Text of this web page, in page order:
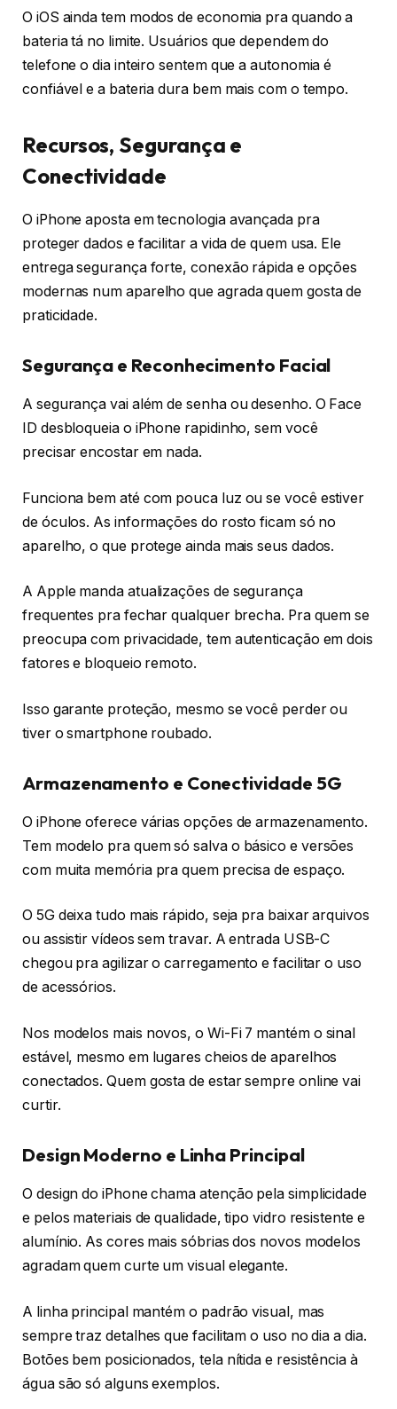
O iOS ainda tem modos de economia pra quando a
bateria tá no limite. Usuários que dependem do
telefone o dia inteiro sentem que a autonomia é
confiável e a bateria dura bem mais com o tempo.
Recursos, Segurança e
Conectividade
O iPhone aposta em tecnologia avançada pra
proteger dados e facilitar a vida de quem usa. Ele
entrega segurança forte, conexão rápida e opções
modernas num aparelho que agrada quem gosta de
praticidade.
Segurança e Reconhecimento Facial
A segurança vai além de senha ou desenho. O Face
ID desbloqueia o iPhone rapidinho, sem você
precisar encostar em nada.
Funciona bem até com pouca luz ou se você estiver
de óculos. As informações do rosto ficam só no
aparelho, o que protege ainda mais seus dados.
A Apple manda atualizações de segurança
frequentes pra fechar qualquer brecha. Pra quem se
preocupa com privacidade, tem autenticação em dois
fatores e bloqueio remoto.
Isso garante proteção, mesmo se você perder ou
tiver o smartphone roubado.
Armazenamento e Conectividade 5G
O iPhone oferece várias opções de armazenamento.
Tem modelo pra quem só salva o básico e versões
com muita memória pra quem precisa de espaço.
O 5G deixa tudo mais rápido, seja pra baixar arquivos
ou assistir vídeos sem travar. A entrada USB-C
chegou pra agilizar o carregamento e facilitar o uso
de acessórios.
Nos modelos mais novos, o Wi-Fi 7 mantém o sinal
estável, mesmo em lugares cheios de aparelhos
conectados. Quem gosta de estar sempre online vai
curtir.
Design Moderno e Linha Principal
O design do iPhone chama atenção pela simplicidade
e pelos materiais de qualidade, tipo vidro resistente e
alumínio. As cores mais sóbrias dos novos modelos
agradam quem curte um visual elegante.
A linha principal mantém o padrão visual, mas
sempre traz detalhes que facilitam o uso no dia a dia.
Botões bem posicionados, tela nítida e resistência à
água são só alguns exemplos.